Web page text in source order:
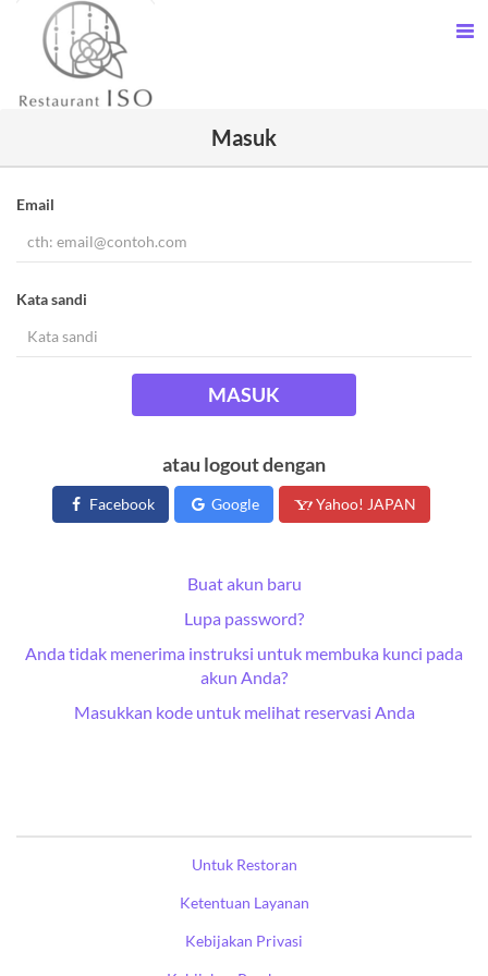
Masuk
Email
Kata sandi
MASUK
atau logout dengan
Facebook Google Yahoo! JAPAN
Buat akun baru
Lupa password?
Anda tidak menerima instruksi untuk membuka kunci pada
akun Anda?
Masukkan kode untuk melihat reservasi Anda
Untuk Restoran
Ketentuan Layanan
Kebijakan Privasi